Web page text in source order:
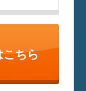
こちら